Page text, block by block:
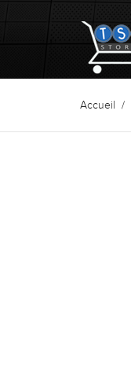
Accueil